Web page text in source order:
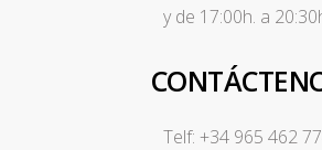
y de 17:00h. a
Telf: +34 965 462